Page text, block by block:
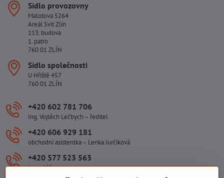
Sídlo provozovny
Malotova 5264
Areál Svit Zlín
113. budova
1. patro
760 01 ZLÍN
Sídlo společnosti
U Hřiště 457
760 01 ZLÍN
+420 602 781 706
Ing. Vojtěch Lečbych – ředitel
+420 606 929 181
obchodní asistentka – Lenka Jurčíková
+420 577 523 563
kancelář